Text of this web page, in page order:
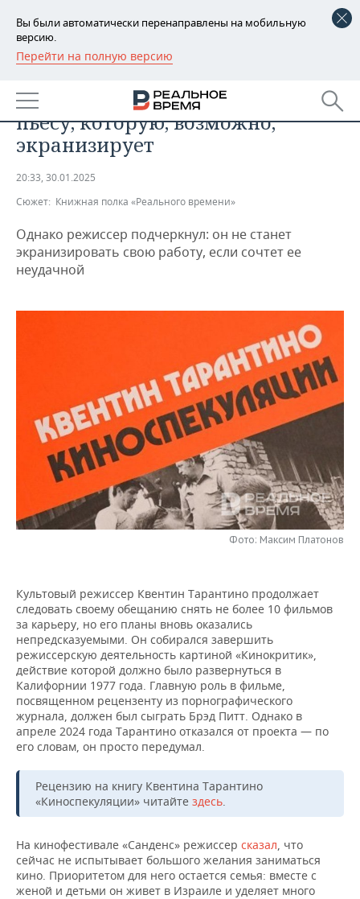
Вы были автоматически перенаправлены на мобильную
версию.
Перейти на полную версию
РЕГИОНЫ
БАШКОРТОСТАН
ТАТАРСТАН
НОВОСТИ
АНАЛИТИКА
ДЕКЛАРАЦИИ О ДОХОДАХ
КОРОЛИ ГОСЗАКАЗА ПФО
ВУЗЫ ТАТАРСТАНА
НОВОСТИ ЭКОНОМИКИ
ФИНАНСЫ
БАНКИ
ПРОМЫШЛЕННОСТЬ
НОВОСТИ
ПРОМЫШЛЕННОСТИ
ОПК
ЭНЕРГЕТИКА
НЕДВИЖИМОСТЬ
НОВОСТИ НЕДВИЖИМОСТИ
АВТО
РОЗНИЧНАЯ ТОРГОВЛЯ
ТРАНСПОРТ
УСЛУГИ
НОВОСТИ ТЕХНОЛОГИЙ
IT
МЕДИА
ТЕЛЕКОММУНИКАЦИИ
МЕРОПРИЯТИЯ
НОВОСТИ МЕРОПРИЯТИЙ
ВЫЕЗДНАЯ РЕДАКЦИЯ
БИЗНЕС-БРАНЧИ
СПОРТ
НОВОСТИ СПОРТА
ФУТБОЛ
ВОЛЕЙБОЛ
КИБЕРСПОРТ
ФИГУРНОЕ КАТАНИЕ
ВОДНЫЕ ВИДЫ СПОРТА
ОБЩЕСТВО
НОВОСТИ ОБЩЕСТВА
ИСТОРИЯ
КУЛЬТУРА
МЕДИЦИНА
ОБРАЗОВАНИЕ
ФОТОГАЛЕРЕЯ
СПИСОК ПЕРСОН
СПИСОК КОМПАНИЙ
ПОЛНАЯ ВЕРСИЯ
Квентин Тарантино пишет
пьесу, которую, возможно,
экранизирует
20:33, 30.01.2025
Сюжет: Книжная полка «Реального времени»
Однако режиссер подчеркнул: он не станет
экранизировать свою работу, если сочтет ее
неудачной
Фото: Максим Платонов
Культовый режиссер Квентин Тарантино продолжает
следовать своему обещанию снять не более 10 фильмов
за карьеру, но его планы вновь оказались
непредсказуемыми. Он собирался завершить
режиссерскую деятельность картиной «Кинокритик»,
действие которой должно было развернуться в
Калифорнии 1977 года. Главную роль в фильме,
посвященном рецензенту из порнографического
журнала, должен был сыграть Брэд Питт. Однако в
апреле 2024 года Тарантино отказался от проекта — по
его словам, он просто передумал.
Рецензию на книгу Квентина Тарантино
«Киноспекуляции» читайте здесь.
На кинофестивале «Санденс» режиссер сказал, что
сейчас не испытывает большого желания заниматься
кино. Приоритетом для него остается семья: вместе с
женой и детьми он живет в Израиле и уделяет много